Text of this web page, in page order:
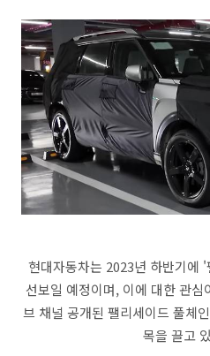
현대자동차는 2023년 하반기에
선보일 예정이며, 이에 대한 관
브 채널 공개된 팰리세이드 풀체
목을 끌고